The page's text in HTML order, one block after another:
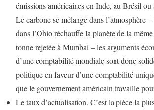
émissions américaines en Inde, au Brésil ou
Le carbone se mélange dans l’atmosphère
dans l’Ohio réchauffe la planète de la
tonne rejetée à Mumbai – les arguments
d’une comptabilité mondiale sont donc
politique en faveur d’une comptabilité
que le gouvernement américain travaille
Le taux d’actualisation. C’est la pièce la